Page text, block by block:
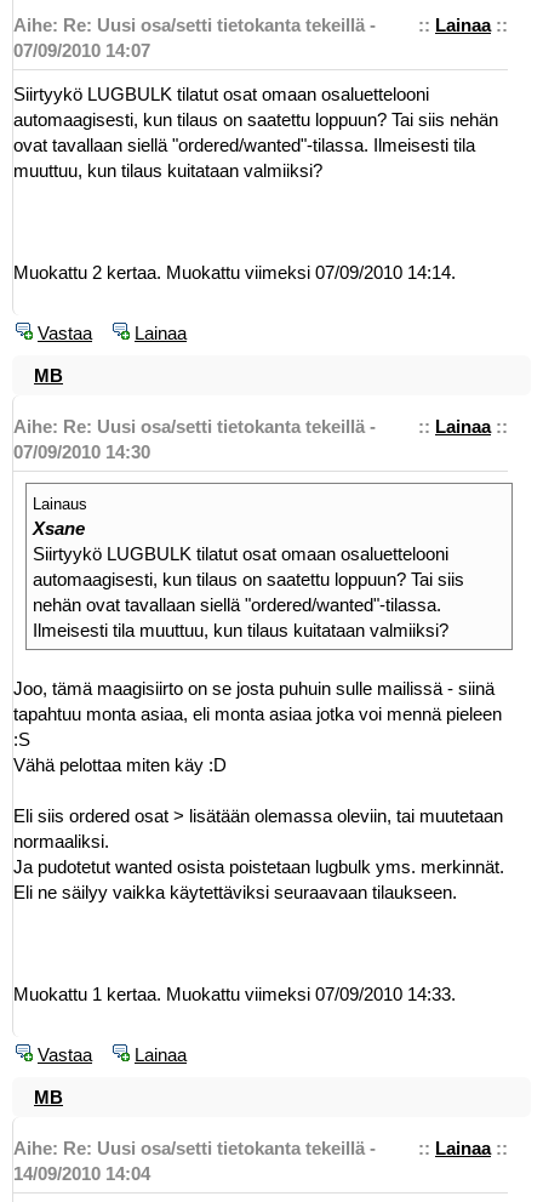
:: Lainaa::
Aihe: Re: Uusi osa/setti tietokanta tekeillä -
07/09/2010 14:07
Siirtyykö LUGBULK tilatut osat omaan osaluettelooni
automaagisesti, kun tilaus on saatettu loppuun? Tai siis nehän
ovat tavallaan siellä "ordered/wanted"-tilassa. Ilmeisesti tila
muuttuu, kun tilaus kuitataan valmiiksi?
Muokattu 2 kertaa. Muokattu viimeksi 07/09/2010 14:14.
Vastaa Lainaa
MB
:: Lainaa::
Aihe: Re: Uusi osa/setti tietokanta tekeillä -
07/09/2010 14:30
Lainaus
Xsane
Siirtyykö LUGBULK tilatut osat omaan osaluettelooni
automaagisesti, kun tilaus on saatettu loppuun? Tai siis
nehän ovat tavallaan siellä "ordered/wanted"-tilassa.
Ilmeisesti tila muuttuu, kun tilaus kuitataan valmiiksi?
Joo, tämä maagisiirto on se josta puhuin sulle mailissä - siinä
tapahtuu monta asiaa, eli monta asiaa jotka voi mennä pieleen
:S
Vähä pelottaa miten käy :D
Eli siis ordered osat > lisätään olemassa oleviin, tai muutetaan
normaaliksi.
Ja pudotetut wanted osista poistetaan lugbulk yms. merkinnät.
Eli ne säilyy vaikka käytettäviksi seuraavaan tilaukseen.
Muokattu 1 kertaa. Muokattu viimeksi 07/09/2010 14:33.
Vastaa Lainaa
MB
:: Lainaa::
Aihe: Re: Uusi osa/setti tietokanta tekeillä -
14/09/2010 14:04